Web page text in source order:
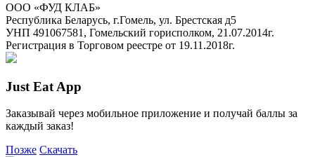
ООО «ФУД КЛАБ»
Республика Беларусь, г.Гомель, ул. Брестская д5
УНП 491067581, Гомельский горисполком, 21.07.2014г.
Регистрация в Торговом реестре от 19.11.2018г.
Just Eat App
Заказывай через мобильное приложение и получай баллы за
каждый заказ!
Позже Скачать